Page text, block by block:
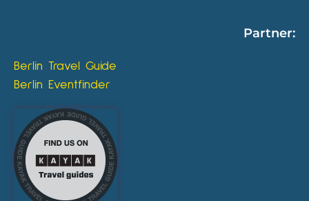
Partner:
Berlin Travel Guide
Berlin Eventfinder